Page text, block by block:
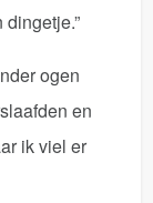
ogen
en
ik viel er